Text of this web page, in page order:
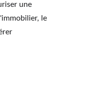
une
le